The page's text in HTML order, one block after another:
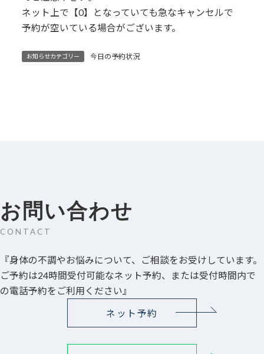
ネット上で【0】となっていても急なキャンセルで
予約が空いている場合がございます。
お知らせカテゴリー 今日の予約状況
お問い合わせ
CONTACT
『身体の不調やお悩みについて、ご相談をお受けしています。
ご予約は24時間受付可能なネット予約、または受付時間内で
の電話予約をご利用ください』
ネット予約